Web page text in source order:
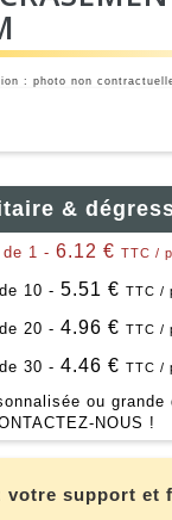
: photo non
&
1 - 6.12 € TTC /
10 - 5.51 € TTC /
20 - 4.96 € TTC /
30 - 4.46 € TTC /
ou grande
NOUS !
votre support et